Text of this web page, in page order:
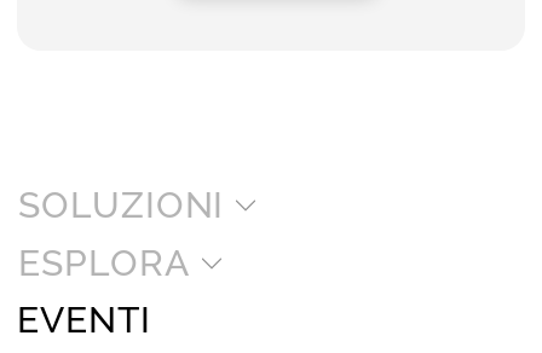
SOLUZIONI
ESPLORA
EVENTI